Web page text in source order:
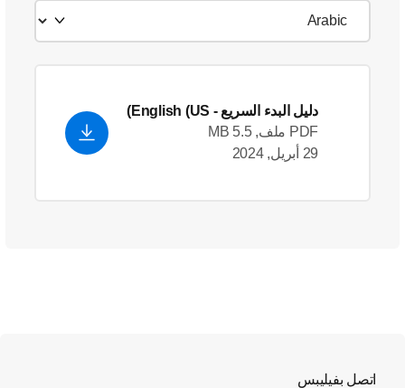
دليل البدء السريع- English (US)
PDF ملف, 5.5 MB
29 أبريل, 2024
اتصل بفيليبس